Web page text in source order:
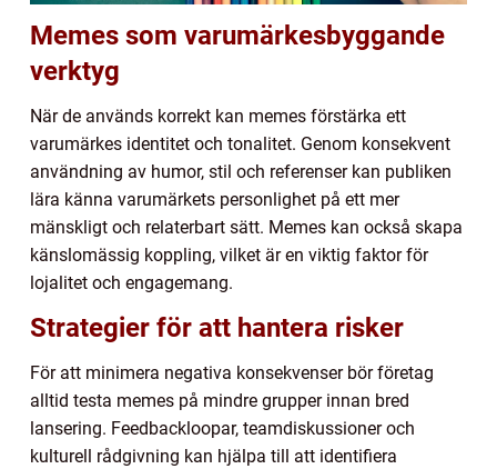
Memes som varumärkesbyggande
verktyg
När de används korrekt kan memes förstärka ett
varumärkes identitet och tonalitet. Genom konsekvent
användning av humor, stil och referenser kan publiken
lära känna varumärkets personlighet på ett mer
mänskligt och relaterbart sätt. Memes kan också skapa
känslomässig koppling, vilket är en viktig faktor för
lojalitet och engagemang.
Strategier för att hantera risker
För att minimera negativa konsekvenser bör företag
alltid testa memes på mindre grupper innan bred
lansering. Feedbackloopar, teamdiskussioner och
kulturell rådgivning kan hjälpa till att identifiera